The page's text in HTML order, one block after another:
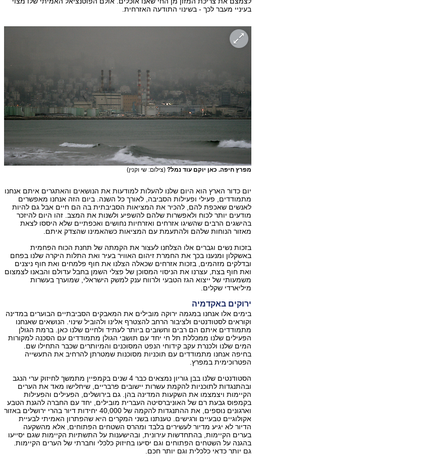
בעיניי מעבר לכך - בשינוי התודעה האזרחית.
מפרץ חיפה. כאן יוקם עוד נמל? (צילום: שי וקנין)
יום כדור הארץ הוא היום שלנו להעלות למודעות את הנושאים והאתגרים איתם אנחנו
מתמודדים, פעילי ופעילות הסביבה, לאורך כל השנה. ביום הזה אנחנו מאפשרים
לאנשים שאכפת להם, להכיר את המציאות הסביבתית בה הם חיים אבל גם להיות
מודעים יותר לכוח ולאפשרות שלהם להשפיע ולשנות את המצב. זהו היום להיזכר
בהישגים הרבים שהשיגו אזרחים ואזרחיות נחושים ואכפתיים שלא היססו לצאת
מאזור הנוחות שלהם ולהתעמת עם המציאות כשהאמינו שהצדק איתם.
בזכות נשים וגברים אלו הצלחנו לעצור את הקמתה של תחנת הכוח הפחמית
באשקלון ומנענו בכך את החמרת זיהום האוויר בעיר ואת התלות היקרה שלנו בפחם
ובדלקים מזהמים, בזכות אזרחים שכאלה הצלנו את חוף פלמחים ואת חוף ניצנים
ואת חוף בצת, עצרנו את הניסוי המסוכן של פצלי השמן בחבל עדולם והבאנו לצמצום
משמעותי של ייצוא הגז הטבעי ולרווח ענק למשק הישראלי, שמוערך בעשרות
מיליארדי שקלים.
ירוקים באקדמיה
בימים אלו אנחנו במגמה ירוקה מובילים את המאבקים הסביבתיים הבוערים במדינה
וקוראים לסטודנטים ולציבור הרחב להצטרף אלינו ולהוביל שינוי. הנושאים שאנחנו
מתמודדים איתם הם רבים וחשובים ביותר לעתיד ולחיים שלנו כאן. ברמת הגולן
הפעילים שלנו ממכללת תל חי יחד עם תושבי הגולן מתמודדים עם הסכנה למקורות
המים שלנו ולכנרת עקב קידוחי הנפט המסוכנים והמיותרים שכבר התחילו שם.
בחיפה אנחנו מתמודדים עם תוכניות מסוכנות שמטרתן להרחיב את התעשייה
הפטרוכימית במפרץ.
הסטודנטים שלנו בבן גוריון נמצאים כבר 4 שנים בקמפיין מתמשך לחיזוק ערי הנגב
ובהתנגדות לתוכניות להקמת עשרות יישובים פרבריים, שיחלישו מאד את הערים
הקיימות ויצמצמו את השקעות המדינה בהן. גם בירושלים, הפעילים והפעילות
בקמפוס גבעת רם של האוניברסיטה העברית מובילים, יחד עם החברה להגנת הטבע
וארגונים נוספים, את ההתנגדות להקמה של 40,000 יחידות דיור בהרי ירושלים באזור
אקולוגיים טבעיים ורגישים. טענתנו בשני המקרים היא שהפתרון האמיתי לבעיית
הדיור לא יגיע מדיור לעשירים בלבד ומהרס השטחים הפתוחים, אלא מהשקעה
בערים הקיימות, בהתחדשות עירונית, ובהישענות על התשתיות הקיימות שגם יסייעו
בהגנה על השטחים הפתוחים וגם יסיעו בחיזוק כלכלי וחברתי של הערים הקיימות.
גם יותר כדאי כלכלית וגם יותר חכם.